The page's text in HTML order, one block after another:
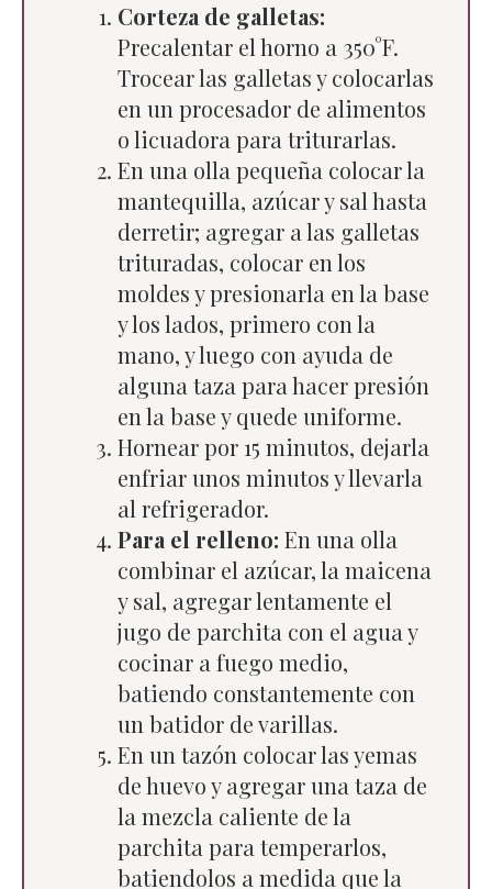
Corteza de galletas:
Precalentar el horno a 350°F.
Trocear las galletas y colocarlas
en un procesador de alimentos
o licuadora para triturarlas.
En una olla pequeña colocar la
mantequilla, azúcar y sal hasta
derretir; agregar a las galletas
trituradas, colocar en los
moldes y presionarla en la base
y los lados, primero con la
mano, y luego con ayuda de
alguna taza para hacer presión
en la base y quede uniforme.
Hornear por 15 minutos, dejarla
enfriar unos minutos y llevarla
al refrigerador.
Para el relleno: En una olla
combinar el azúcar, la maicena
y sal, agregar lentamente el
jugo de parchita con el agua y
cocinar a fuego medio,
batiendo constantemente con
un batidor de varillas.
En un tazón colocar las yemas
de huevo y agregar una taza de
la mezcla caliente de la
parchita para temperarlos,
batiendolos a medida que la